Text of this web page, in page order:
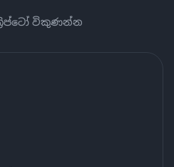
විකුණන්න